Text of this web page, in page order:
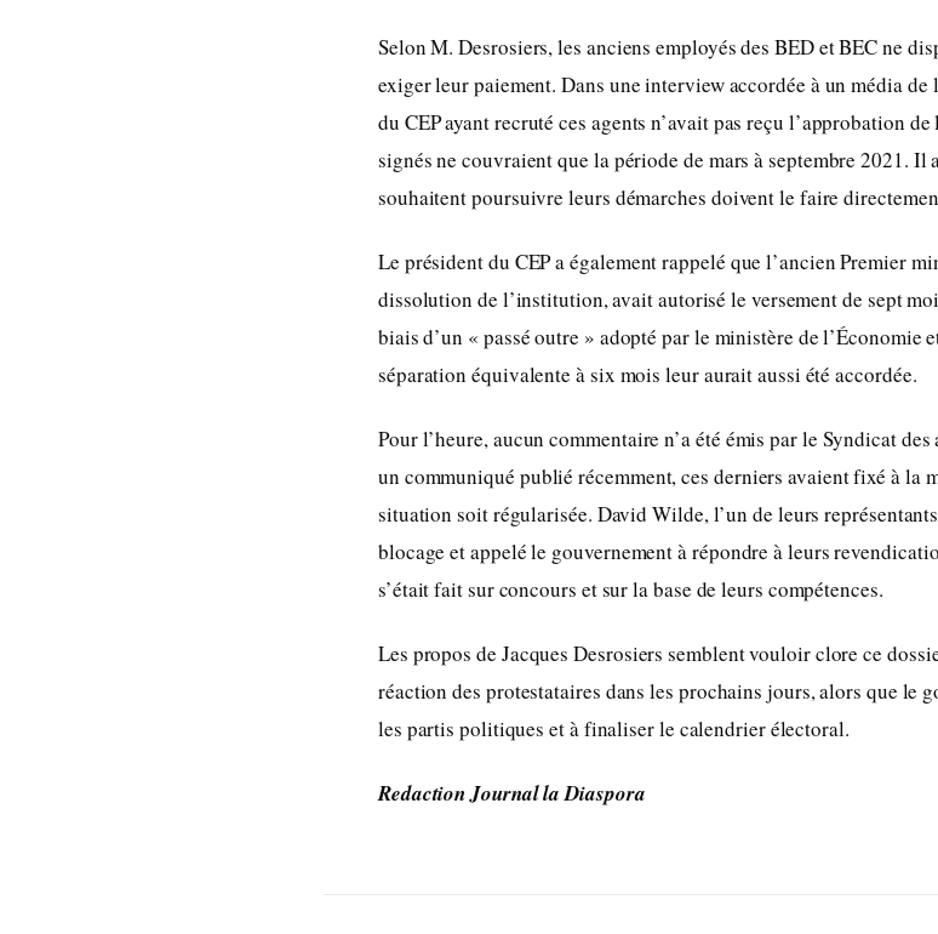
Selon M. Desrosiers, les anciens employés des BED et BEC ne
exiger leur paiement. Dans une interview accordée à un média
du CEP ayant recruté ces agents n’avait pas reçu l’approbation
signés ne couvraient que la période de mars à septembre 2021. Il
souhaitent poursuivre leurs démarches doivent le faire
Le président du CEP a également rappelé que l’ancien Premier
dissolution de l’institution, avait autorisé le versement de sept
biais d’un « passé outre » adopté par le ministère de l’Économie
séparation équivalente à six mois leur aurait aussi été accordée.
Pour l’heure, aucun commentaire n’a été émis par le Syndicat
un communiqué publié récemment, ces derniers avaient fixé à la
situation soit régularisée. David Wilde, l’un de leurs
blocage et appelé le gouvernement à répondre à leurs
s’était fait sur concours et sur la base de leurs compétences.
Les propos de Jacques Desrosiers semblent vouloir clore ce
réaction des protestataires dans les prochains jours, alors que le
les partis politiques et à finaliser le calendrier électoral.
Redaction Journal la Diaspora